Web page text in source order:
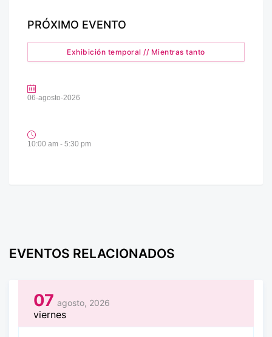
PRÓXIMO EVENTO
Exhibición temporal // Mientras tanto
06-agosto-2026
10:00 am - 5:30 pm
EVENTOS RELACIONADOS
07 agosto, 2026
viernes